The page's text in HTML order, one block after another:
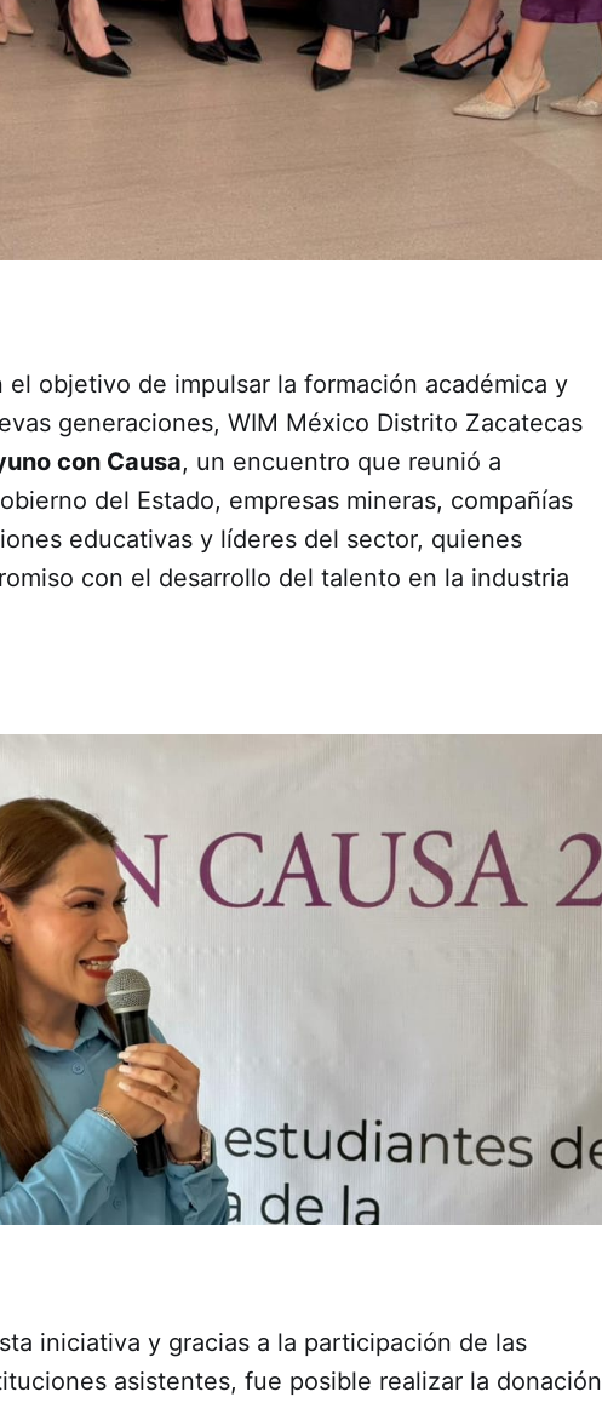
el objetivo de impulsar la formación académica y
generaciones, WIM México Distrito Zacatecas
con Causa, un encuentro que reunió a
del Estado, empresas mineras, compañías
educativas y líderes del sector, quienes
con el desarrollo del talento en la industria
iniciativa y gracias a la participación de las
asistentes, fue posible realizar la donación